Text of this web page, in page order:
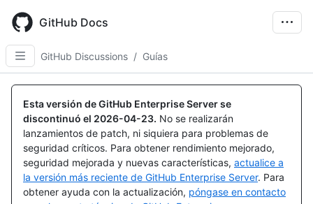
main
content
GitHub Docs
GitHub Discussions / Guías
Esta versión de GitHub Enterprise Server se
discontinuó el 2026-04-23. No se realizarán
lanzamientos de patch, ni siquiera para problemas de
seguridad críticos. Para obtener rendimiento mejorado,
seguridad mejorada y nuevas características, actualice a
la versión más reciente de GitHub Enterprise Server. Para
obtener ayuda con la actualización, póngase en contacto